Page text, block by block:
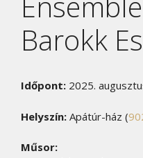
Barokk
Időpont: 2025.
Helyszín: Apátúr-ház (
Műsor: